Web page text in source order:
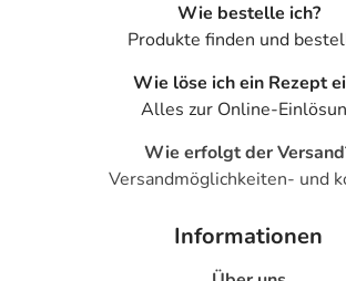
Wie bestelle ich?
Produkte finden und
Wie löse ich ein Rezept
Alles zur Online-
Wie erfolgt der
Versandmöglichkeiten- und
Informationen